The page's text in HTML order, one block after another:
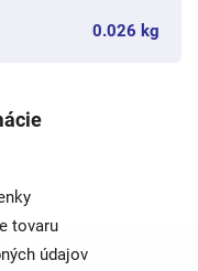
0.026 kg
tovaru
údajov